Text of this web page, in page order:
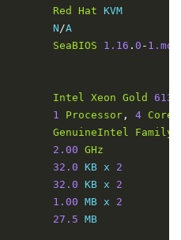
CMNET
220.59
CMNET 中国 广
210.68
CMNET 中国
CMNET ]
APNIC - AP]
Red Hat KVM
N
/A
SeaBIOS 1.16 . 0 -
Intel Xeon Gold
6138
1 Processor , 4 Cores
GenuineIntel Family
2.00 GHz
32.0 KB x 2
32.0 KB x 2
1.00 MB x 2
27.5 MB